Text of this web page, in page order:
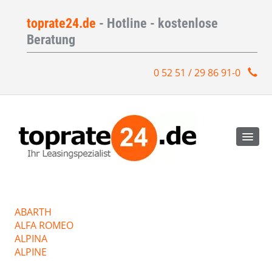
toprate24.de - Hotline - kostenlose
Beratung
0 52 51 / 29 86 91-0
ABARTH
ALFA ROMEO
ALPINA
ALPINE